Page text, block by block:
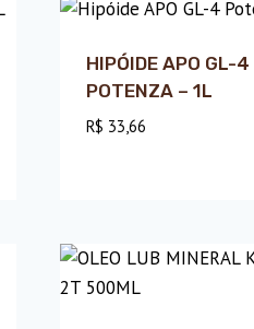
HIPÓIDE APO GL-4
POTENZA – 1L
R$ 33,66